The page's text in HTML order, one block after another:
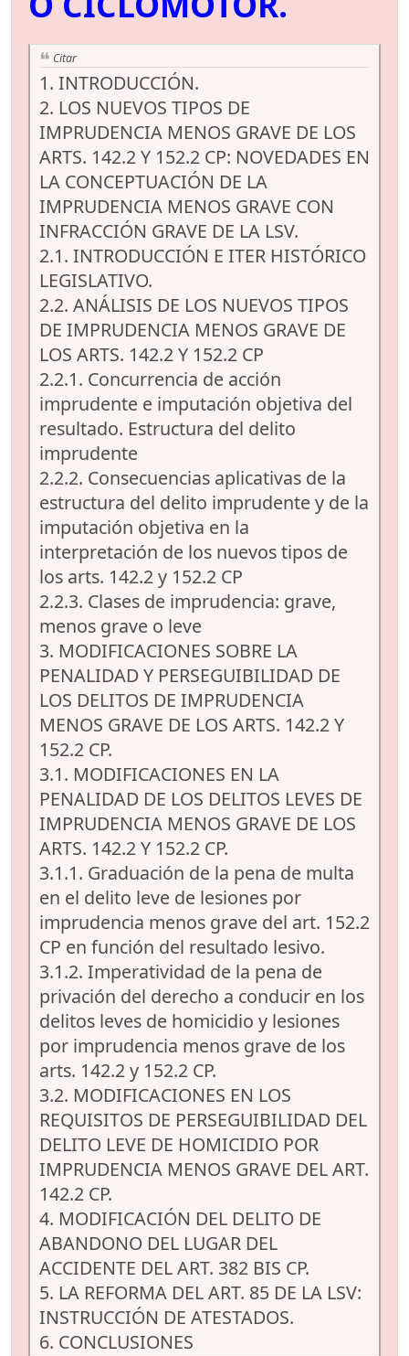
Citar
1. INTRODUCCIÓN.
2. LOS NUEVOS TIPOS DE
IMPRUDENCIA MENOS GRAVE DE LOS
ARTS. 142.2 Y 152.2 CP: NOVEDADES EN
LA CONCEPTUACIÓN DE LA
IMPRUDENCIA MENOS GRAVE CON
INFRACCIÓN GRAVE DE LA LSV.
2.1. INTRODUCCIÓN E ITER HISTÓRICO
LEGISLATIVO.
2.2. ANÁLISIS DE LOS NUEVOS TIPOS
DE IMPRUDENCIA MENOS GRAVE DE
LOS ARTS. 142.2 Y 152.2 CP
2.2.1. Concurrencia de acción
imprudente e imputación objetiva del
resultado. Estructura del delito
imprudente
2.2.2. Consecuencias aplicativas de la
estructura del delito imprudente y de la
imputación objetiva en la
interpretación de los nuevos tipos de
los arts. 142.2 y 152.2 CP
2.2.3. Clases de imprudencia: grave,
menos grave o leve
3. MODIFICACIONES SOBRE LA
PENALIDAD Y PERSEGUIBILIDAD DE
LOS DELITOS DE IMPRUDENCIA
MENOS GRAVE DE LOS ARTS. 142.2 Y
152.2 CP.
3.1. MODIFICACIONES EN LA
PENALIDAD DE LOS DELITOS LEVES DE
IMPRUDENCIA MENOS GRAVE DE LOS
ARTS. 142.2 Y 152.2 CP.
3.1.1. Graduación de la pena de multa
en el delito leve de lesiones por
imprudencia menos grave del art. 152.2
CP en función del resultado lesivo.
3.1.2. Imperatividad de la pena de
privación del derecho a conducir en los
delitos leves de homicidio y lesiones
por imprudencia menos grave de los
arts. 142.2 y 152.2 CP.
3.2. MODIFICACIONES EN LOS
REQUISITOS DE PERSEGUIBILIDAD DEL
DELITO LEVE DE HOMICIDIO POR
IMPRUDENCIA MENOS GRAVE DEL ART.
142.2 CP.
4. MODIFICACIÓN DEL DELITO DE
ABANDONO DEL LUGAR DEL
ACCIDENTE DEL ART. 382 BIS CP.
5. LA REFORMA DEL ART. 85 DE LA LSV:
INSTRUCCIÓN DE ATESTADOS.
6. CONCLUSIONES